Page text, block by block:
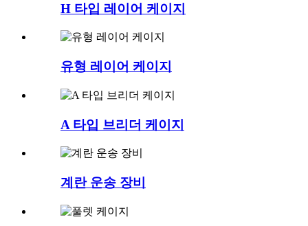
H 타입 레이어 케이지
유형 레이어 케이지
A 타입 브리더 케이지
계란 운송 장비